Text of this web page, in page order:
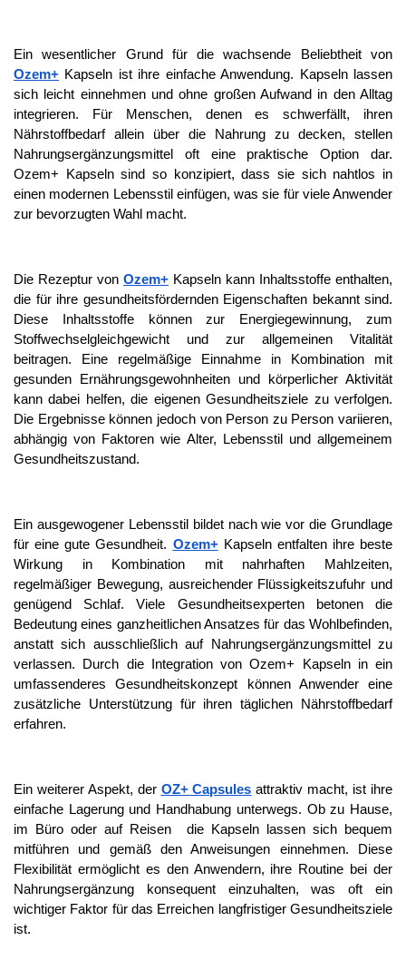
Ozem+ Kapseln ist ihre einfache Anwendung. Kapseln lassen
sich leicht einnehmen und ohne großen Aufwand in den Alltag
integrieren. Für Menschen, denen es schwerfällt, ihren
Nährstoffbedarf allein über die Nahrung zu decken, stellen
Nahrungsergänzungsmittel oft eine praktische Option dar.
Ozem+ Kapseln sind so konzipiert, dass sie sich nahtlos in
einen modernen Lebensstil einfügen, was sie für viele Anwender
zur bevorzugten Wahl macht.
Die Rezeptur von Ozem+ Kapseln kann Inhaltsstoffe enthalten,
die für ihre gesundheitsfördernden Eigenschaften bekannt sind.
Diese Inhaltsstoffe können zur Energiegewinnung, zum
Stoffwechselgleichgewicht und zur allgemeinen Vitalität
beitragen. Eine regelmäßige Einnahme in Kombination mit
gesunden Ernährungsgewohnheiten und körperlicher Aktivität
kann dabei helfen, die eigenen Gesundheitsziele zu verfolgen.
Die Ergebnisse können jedoch von Person zu Person variieren,
abhängig von Faktoren wie Alter, Lebensstil und allgemeinem
Gesundheitszustand.
Ein ausgewogener Lebensstil bildet nach wie vor die Grundlage
für eine gute Gesundheit. Ozem+ Kapseln entfalten ihre beste
Wirkung in Kombination mit nahrhaften Mahlzeiten,
regelmäßiger Bewegung, ausreichender Flüssigkeitszufuhr und
genügend Schlaf. Viele Gesundheitsexperten betonen die
Bedeutung eines ganzheitlichen Ansatzes für das Wohlbefinden,
anstatt sich ausschließlich auf Nahrungsergänzungsmittel zu
verlassen. Durch die Integration von Ozem+ Kapseln in ein
umfassenderes Gesundheitskonzept können Anwender eine
zusätzliche Unterstützung für ihren täglichen Nährstoffbedarf
erfahren.
Ein weiterer Aspekt, der OZ+ Capsules attraktiv macht, ist ihre
einfache Lagerung und Handhabung unterwegs. Ob zu Hause,
im Büro oder auf Reisen  die Kapseln lassen sich bequem
mitführen und gemäß den Anweisungen einnehmen. Diese
Flexibilität ermöglicht es den Anwendern, ihre Routine bei der
Nahrungsergänzung konsequent einzuhalten, was oft ein
wichtiger Faktor für das Erreichen langfristiger Gesundheitsziele
ist.